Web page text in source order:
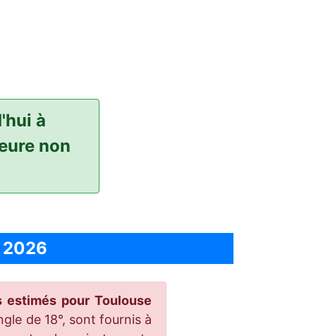
à
non
2026
pour Toulouse
de 18°, sont fournis à